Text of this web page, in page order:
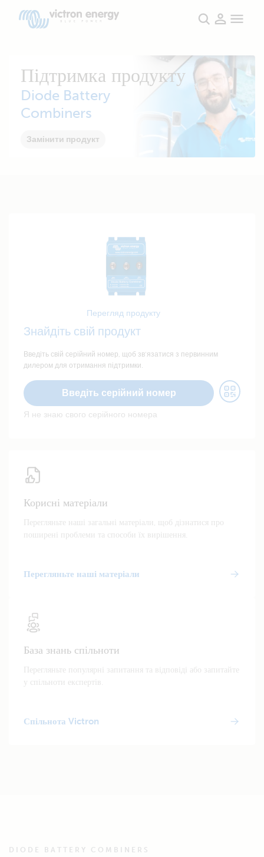
Підтримка продукту
Diode Battery
Combiners
Замінити продукт
Перегляд продукту
Знайдіть свій продукт
Введіть свій серійний номер, щоб зв’язатися з первинним
дилером для отримання підтримки.
Введіть серійний номер
Я не знаю свого серійного номера
Корисні матеріали
Перегляньте наші загальні матеріали, щоб дізнатися про
поширені проблеми та способи їх вирішення.
Перегляньте наші матеріали
База знань спільноти
Перегляньте популярні запитання та відповіді або запитайте
у спільноти експертів.
Спільнота Victron
DIODE BATTERY COMBINERS